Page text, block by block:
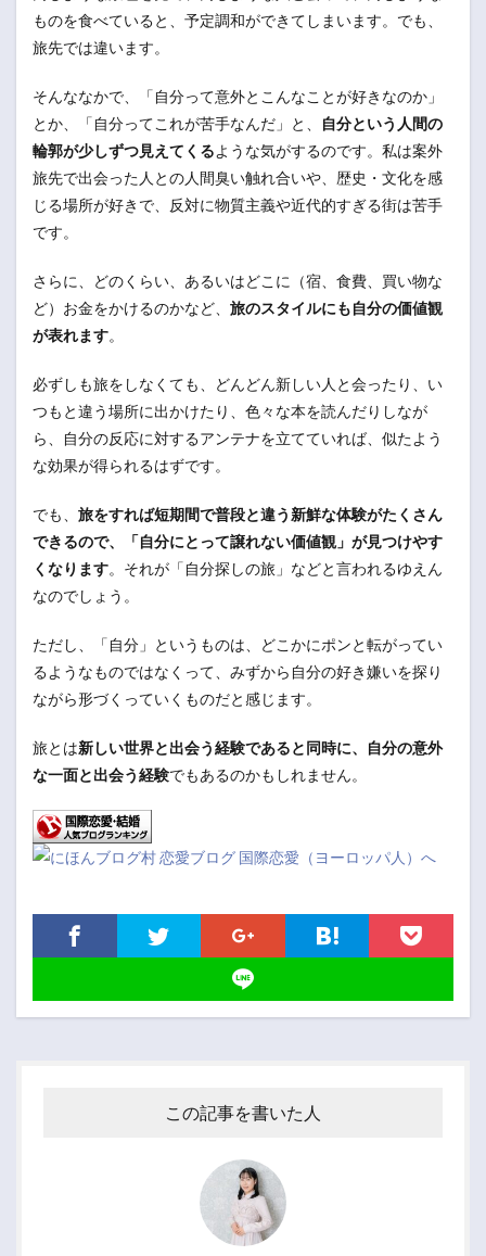
ものを食べていると、予定調和ができてしまいます。でも、
旅先では違います。
そんななかで、「自分って意外とこんなことが好きなのか」
とか、「自分ってこれが苦手なんだ」と、
自分という人間の
輪郭が少しずつ見えてくるような気がするのです。私は案外
旅先で出会った人との人間臭い触れ合いや、歴史・文化を感
じる場所が好きで、反対に物質主義や近代的すぎる街は苦手
です。
さらに、どのくらい、あるいはどこに（宿、食費、買い物な
ど）お金をかけるのかなど、 旅のスタイルにも自分の価値観
が表れます。
必ずしも旅をしなくても、どんどん新しい人と会ったり、い
つもと違う場所に出かけたり、色々な本を読んだりしなが
ら、自分の反応に対するアンテナを立てていれば、似たよう
な効果が得られるはずです。
でも、 旅をすれば短期間で普段と違う新鮮な体験がたくさん
できるので、「自分にとって譲れない価値観」が見つけやす
くなります。それが「自分探しの旅」などと言われるゆえん
なのでしょう。
ただし、「自分」というものは、どこかにポンと転がってい
るようなものではなくって、みずから自分の好き嫌いを探り
ながら形づくっていくものだと感じます。
旅とは新しい世界と出会う経験であると同時に、自分の意外
な一面と出会う経験でもあるのかもしれません。
この記事を書いた人